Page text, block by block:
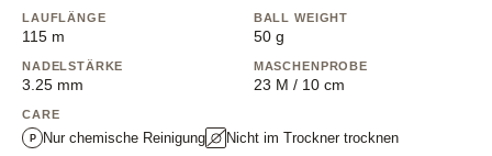
LAUFLÄNGE
115 m
BALL WEIGHT
50 g
NADELSTÄRKE
3.25 mm
MASCHENPROBE
23 M / 10 cm
CARE
P Nur chemische Reinigung Nicht im Trockner trocknen